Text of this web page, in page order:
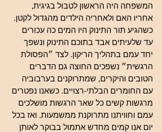
המשפחה היה הראשון לטבול בגיגית,
אחריו האם ולאחריה הילדים מהגדול לקטן.
כשהגיע תור התינוק היו המים כה עכורים
עד שלעיתים אבד בתוכם התינוק ונשפך
יחד עמם בתהליך הריקון. לצד ״הפסולת
הרגשית״ נשפכים החוצה גם הדברים
הטובים והיקרים, שמתרוקנים בערבוביה
עם החומרים הבלתי-רצויים. כשאנו נפטרים
מרגשות קשים כל שאר הרגשות מושלכים
עמם וחוויתנו מתרוקנת ממשמעות. ואז בכל
יום אנו קמים מחדש אתמול בבוקר לאותן